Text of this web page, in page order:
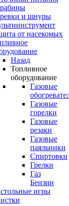
и шнуры
от насекомых
Назад
Топливное
оборудование
Газовые
Газовые
горелки
Газовые
резаки
Газовые
паяльники
Спиртовки
Грелки
Газ
Бензин
игры